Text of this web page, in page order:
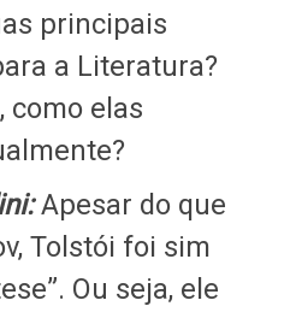
principais
a Literatura?
como elas
Apesar do que
Tolstói foi sim
Ou seja, ele